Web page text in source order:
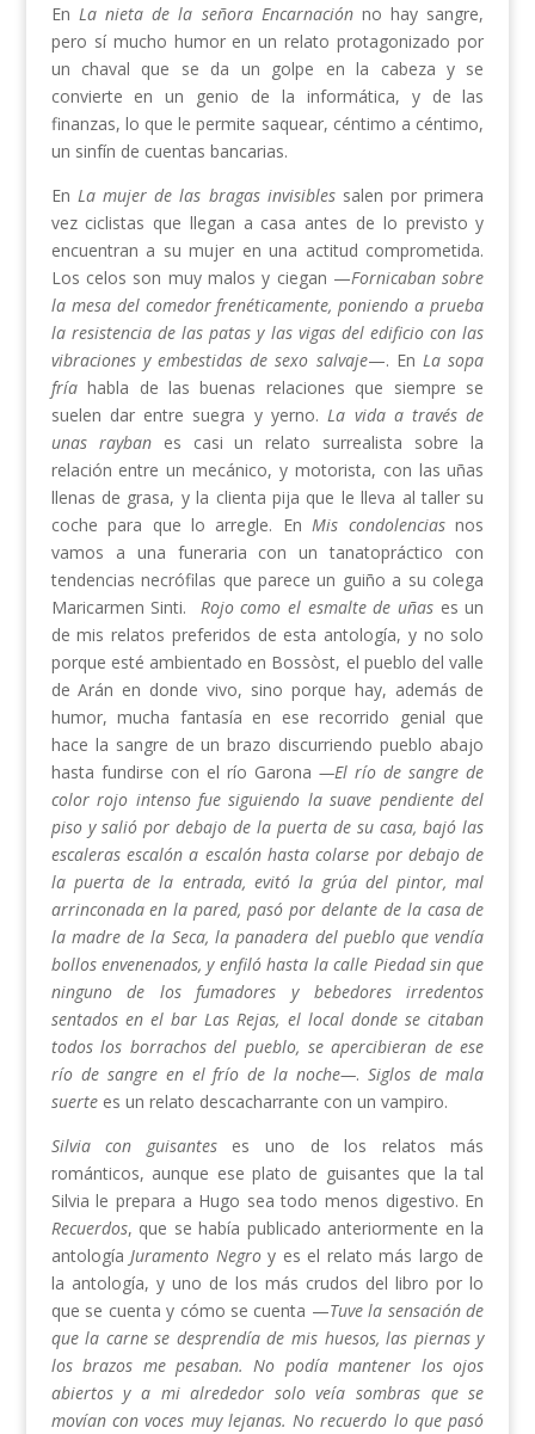
En La nieta de la señora Encarnaciónno hay sangre,
pero sí mucho humor en un relato protagonizado por
un chaval que se da un golpe en la cabeza y se
convierte en un genio de la informática, y de las
finanzas, lo que le permite saquear, céntimo a céntimo,
un sinfín de cuentas bancarias.
En La mujer de las bragas invisiblessalen por primera
vez ciclistas que llegan a casa antes de lo previsto y
encuentran a su mujer en una actitud comprometida.
Los celos son muy malos y ciegan —Fornicaban sobre
la mesa del comedor frenéticamente, poniendo a prueba
la resistencia de las patas y las vigas del edificio con las
vibraciones y embestidas de sexo salvaje—. EnLa sopa
fríahabla de las buenas relaciones que siempre se
suelen dar entre suegra y yerno.La vida a través de
unas raybanes casi un relato surrealista sobre la
relación entre un mecánico, y motorista, con las uñas
llenas de grasa, y la clienta pija que le lleva al taller su
coche para que lo arregle. EnMis condolenciasnos
vamos a una funeraria con un tanatopráctico con
tendencias necrófilas que parece un guiño a su colega
Maricarmen Sinti.
Rojo como el esmalte de uñas es un
de mis relatos preferidos de esta antología, y no solo
porque esté ambientado en Bossòst, el pueblo del valle
de Arán en donde vivo, sino porque hay, además de
humor, mucha fantasía en ese recorrido genial que
hace la sangre de un brazo discurriendo pueblo abajo
hasta fundirse con el río Garona—El río de sangre de
color rojo intenso fue siguiendo la suave pendiente del
piso y salió por debajo de la puerta de su casa, bajó las
escaleras escalón a escalón hasta colarse por debajo de
la puerta de la entrada, evitó la grúa del pintor, mal
arrinconada en la pared, pasó por delante de la casa de
la madre de la Seca, la panadera del pueblo que vendía
bollos envenenados, y enfiló hasta la calle Piedad sin que
ninguno de los fumadores y bebedores irredentos
sentados en el bar Las Rejas, el local donde se citaban
todos los borrachos del pueblo, se apercibieran de ese
río de sangre en el frío de la noche—.Siglos de mala
suertees un relato descacharrante con un vampiro.
Silvia con guisantes es uno de los relatos más
románticos, aunque ese plato de guisantes que la tal
Silvia le prepara a Hugo sea todo menos digestivo. En
Recuerdos, que se había publicado anteriormente en la
antologíaJuramento Negroy es el relato más largo de
la antología, y uno de los más crudos del libro por lo
que se cuenta y cómo se cuenta —Tuve la sensación de
que la carne se desprendía de mis huesos, las piernas y
los brazos me pesaban. No podía mantener los ojos
abiertos y a mi alrededor solo veía sombras que se
movían con voces muy lejanas. No recuerdo lo que pasó